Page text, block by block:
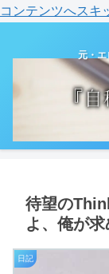
コンテンツへスキ
元・エ
待望の
よ、俺が求
日記